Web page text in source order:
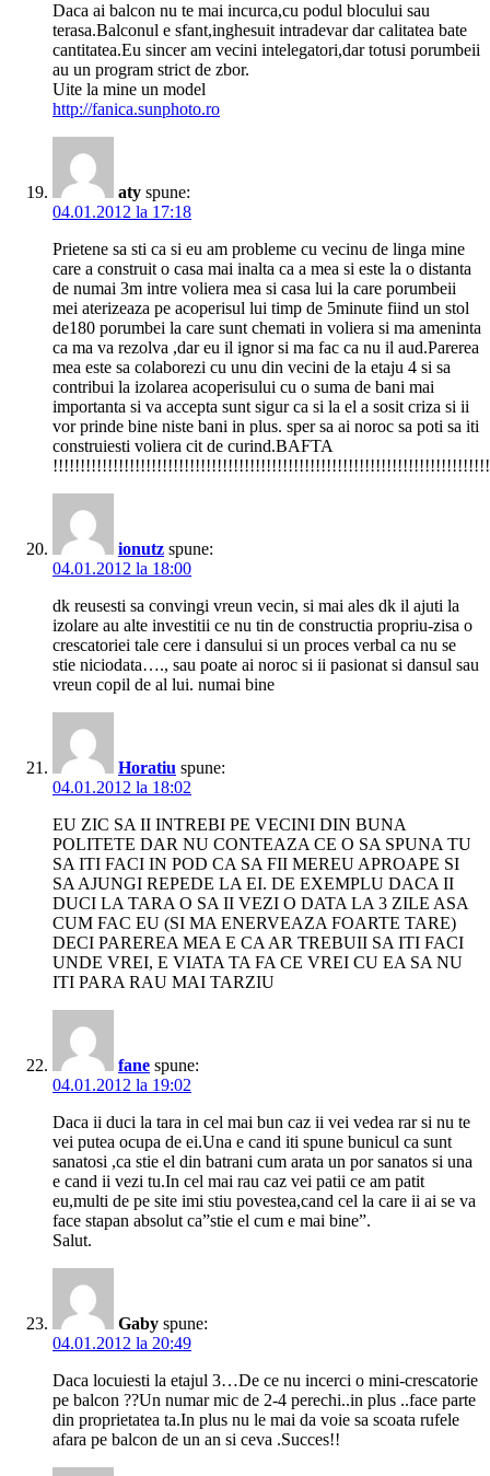
Daca ai balcon nu te mai incurca,cu podul blocului sau
terasa.Balconul e sfant,inghesuit intradevar dar calitatea bate
cantitatea.Eu sincer am vecini intelegatori,dar totusi porumbeii
au un program strict de zbor.
Uite la mine un model
http://fanica.sunphoto.ro
aty spune:
04.01.2012 la 17:18
Prietene sa sti ca si eu am probleme cu vecinu de linga mine
care a construit o casa mai inalta ca a mea si este la o distanta
de numai 3m intre voliera mea si casa lui la care porumbeii
mei aterizeaza pe acoperisul lui timp de 5minute fiind un stol
de180 porumbei la care sunt chemati in voliera si ma ameninta
ca ma va rezolva ,dar eu il ignor si ma fac ca nu il aud.Parerea
mea este sa colaborezi cu unu din vecini de la etaju 4 si sa
contribui la izolarea acoperisului cu o suma de bani mai
importanta si va accepta sunt sigur ca si la el a sosit criza si ii
vor prinde bine niste bani in plus. sper sa ai noroc sa poti sa iti
construiesti voliera cit de curind.BAFTA
ionutz spune:
04.01.2012 la 18:00
dk reusesti sa convingi vreun vecin, si mai ales dk il ajuti la
izolare au alte investitii ce nu tin de constructia propriu-zisa o
crescatoriei tale cere i dansului si un proces verbal ca nu se
stie niciodata…., sau poate ai noroc si ii pasionat si dansul sau
vreun copil de al lui. numai bine
Horatiu spune:
04.01.2012 la 18:02
EU ZIC SA II INTREBI PE VECINI DIN BUNA
POLITETE DAR NU CONTEAZA CE O SA SPUNA TU
SA ITI FACI IN POD CA SA FII MEREU APROAPE SI
SA AJUNGI REPEDE LA EI. DE EXEMPLU DACA II
DUCI LA TARA O SA II VEZI O DATA LA 3 ZILE ASA
CUM FAC EU (SI MA ENERVEAZA FOARTE TARE)
DECI PAREREA MEA E CA AR TREBUII SA ITI FACI
UNDE VREI, E VIATA TA FA CE VREI CU EA SA NU
ITI PARA RAU MAI TARZIU
fane spune:
04.01.2012 la 19:02
Daca ii duci la tara in cel mai bun caz ii vei vedea rar si nu te
vei putea ocupa de ei.Una e cand iti spune bunicul ca sunt
sanatosi ,ca stie el din batrani cum arata un por sanatos si una
e cand ii vezi tu.In cel mai rau caz vei patii ce am patit
eu,multi de pe site imi stiu povestea,cand cel la care ii ai se va
face stapan absolut ca”stie el cum e mai bine”.
Salut.
Gaby spune:
04.01.2012 la 20:49
Daca locuiesti la etajul 3…De ce nu incerci o mini-crescatorie
pe balcon ??Un numar mic de 2-4 perechi..in plus ..face parte
din proprietatea ta.In plus nu le mai da voie sa scoata rufele
afara pe balcon de un an si ceva .Succes!!